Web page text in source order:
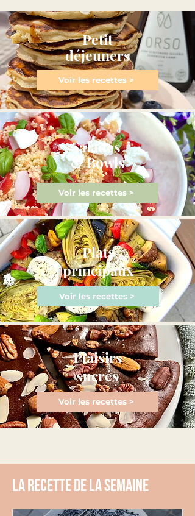
Petit
déjeuners
Voir les recettes >
Voir les recettes >
Salades
& Bowls
Plats
principaux
Voir les recettes >
Plaisirs
sucrés
Voir les recettes >
La recette de la semaine